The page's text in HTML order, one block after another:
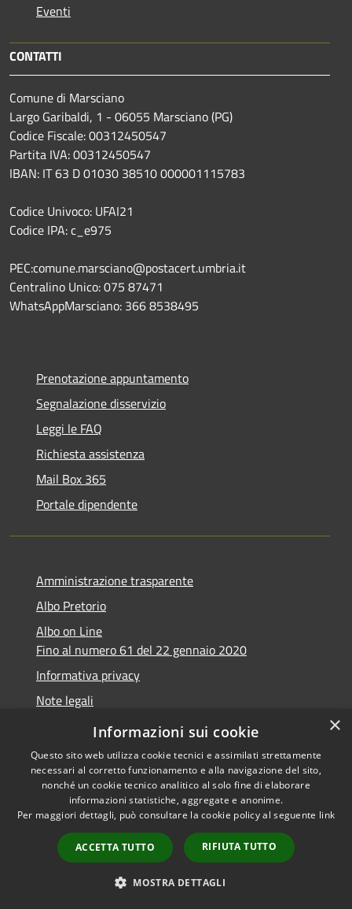
Eventi
CONTATTI
Comune di Marsciano
Largo Garibaldi, 1 - 06055 Marsciano (PG)
Codice Fiscale: 00312450547
Partita IVA: 00312450547
IBAN: IT 63 D 01030 38510 000001115783
Codice Univoco: UFAI21
Codice IPA: c_e975
PEC:comune.marsciano@postacert.umbria.it
Centralino Unico: 075 87471
WhatsAppMarsciano: 366 8538495
Prenotazione appuntamento
Segnalazione disservizio
Leggi le FAQ
Richiesta assistenza
Mail Box 365
Portale dipendente
Amministrazione trasparente
Albo Pretorio
Albo on Line
Fino al numero 61 del 22 gennaio 2020
Informativa privacy
Note legali
Dichiarazione di accessibilità
Accessibilità
Copyright © 2026 • Comune di
Marsciano • Powered by
Municipium•
Accesso
redazione
×
Informazioni sui cookie
Questo sito web utilizza cookie tecnici e assimilati strettamente
necessari al corretto funzionamento e alla navigazione del sito,
nonché un cookie tecnico analitico al solo fine di elaborare
informazioni statistiche, aggregate e anonime.
Per maggiori dettagli, può consultare la cookie policy al seguente link
ACCETTA TUTTO RIFIUTA TUTTO
MOSTRA DETTAGLI